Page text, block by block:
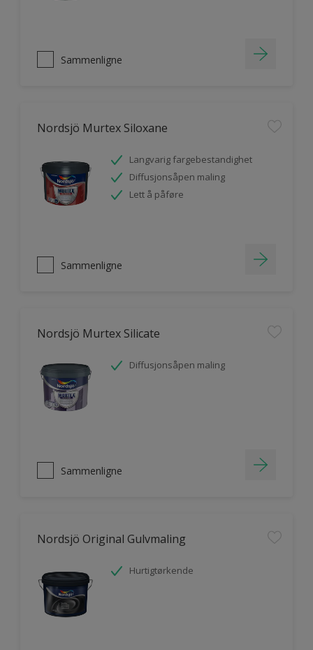
Sammenligne
Nordsjö Murtex Siloxane
Langvarig fargebestandighet
Diffusjonsåpen maling
Lett å påføre
Sammenligne
Nordsjö Murtex Silicate
Diffusjonsåpen maling
Sammenligne
Nordsjö Original Gulvmaling
Hurtigtørkende